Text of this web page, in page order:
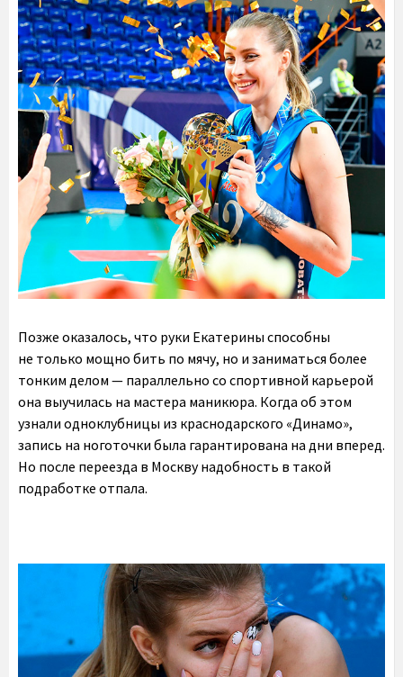
Позже оказалось, что руки Екатерины способны
не только мощно бить по мячу, но и заниматься более
тонким делом — параллельно со спортивной карьерой
она выучилась на мастера маникюра. Когда об этом
узнали одноклубницы из краснодарского «Динамо»,
запись на ноготочки была гарантирована на дни вперед.
Но после переезда в Москву надобность в такой
подработке отпала.